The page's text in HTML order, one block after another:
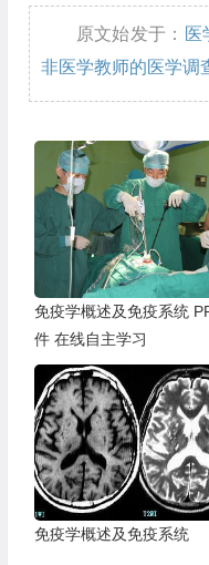
原文始发于：
非医学教师的医学调
免疫学概述及免疫系统
件 在线自主学习
免疫学概述及免疫系统